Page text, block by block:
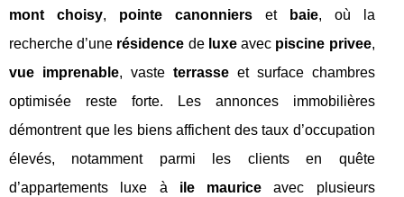
mont choisy, pointe canonnierset baie, où la
recherche d’une résidence de luxeavec piscine privee,
vue imprenable, vaste terrasseet surface chambres
optimisée reste forte. Les annonces immobilières
démontrent que les biens affichent des taux d’occupation
élevés, notamment parmi les clients en quête
d’appartements luxe à ile maurice avec plusieurs